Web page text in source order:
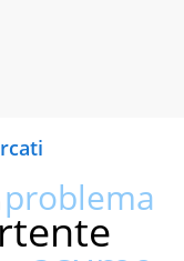
problema